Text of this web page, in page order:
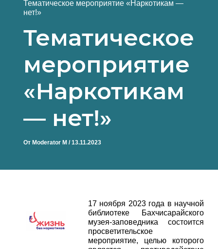
Тематическое мероприятие «Наркотикам —
нет!»
Тематическое
мероприятие
«Наркотикам
— нет!»
От Moderator M /13.11.2023
17 ноября 2023 года в научной
библиотеке Бахчисарайского
музея-заповедника состоится
просветительское
мероприятие, целью которого